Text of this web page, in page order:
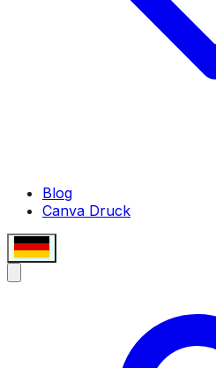
Blog
Canva Druck